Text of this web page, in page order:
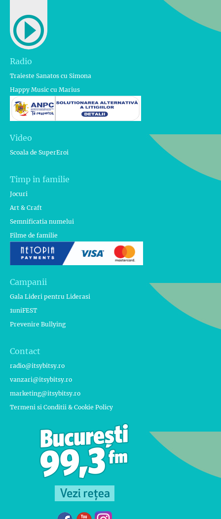
Radio
Traieste Sanatos cu Simona
Happy Music cu Marius
Video
Scoala de SuperEroi
Timp in familie
Jocuri
Art & Craft
Semnificatia numelui
Filme de familie
Campanii
Gala Lideri pentru Liderasi
1uniFEST
Prevenire Bullying
Contact
radio@itsybitsy.ro
vanzari@itsybitsy.ro
marketing@itsybitsy.ro
Termeni si Conditii & Cookie Policy